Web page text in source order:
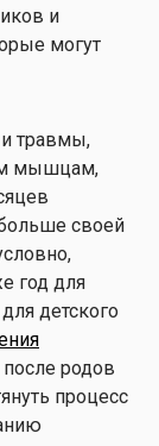
и
могут
травмы,
мышцам,
своей
год для
детского
родов
процесс